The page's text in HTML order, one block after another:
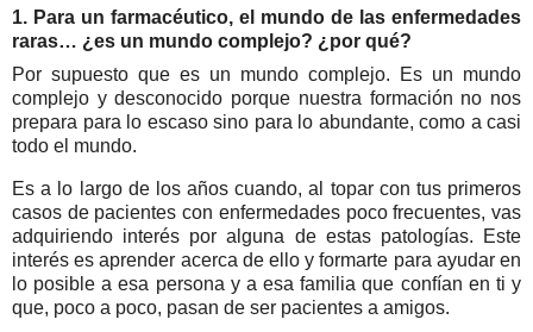
1. Para un farmacéutico, el mundo de las enfermedades
raras… ¿es un mundo complejo? ¿por qué?
Por supuesto que es un mundo complejo. Es un mundo
complejo y desconocido porque nuestra formación no nos
prepara para lo escaso sino para lo abundante, como a casi
todo el mundo.
Es a lo largo de los años cuando, al topar con tus primeros
casos de pacientes con enfermedades poco frecuentes, vas
adquiriendo interés por alguna de estas patologías. Este
interés es aprender acerca de ello y formarte para ayudar en
lo posible a esa persona y a esa familia que confían en ti y
que, poco a poco, pasan de ser pacientes a amigos.